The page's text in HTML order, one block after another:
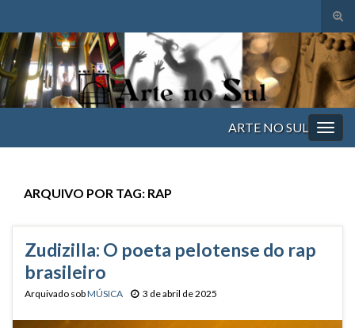
de
Search for:
ARTE NO SUL
ARQUIVO POR TAG: RAP
Zudizilla: O poeta pelotense do rap
brasileiro
Arquivado sobMÚSICA 3 de abril de 2025